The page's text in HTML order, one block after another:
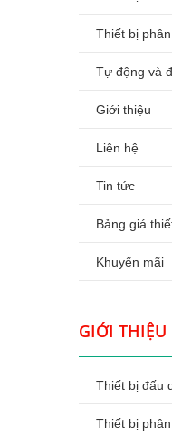
Thiết bị
Tự động và
Giới thiệu
Liên hệ
Tin tức
Bảng giá
Khuyến mãi
GIỚI THIỆU
Thiết bị đấu
Thiết bị